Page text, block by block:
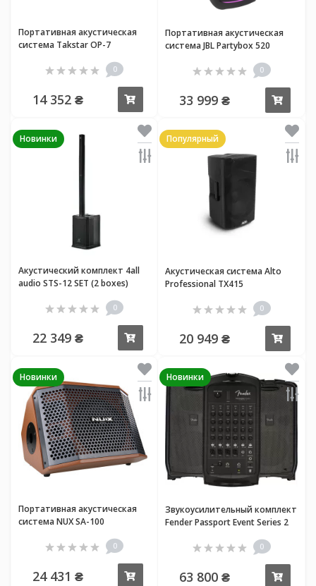
Портативная акустическая
система Takstar OP-7
0
14 352 ₴
Портативная акустическая
система JBL Partybox 520
0
33 999 ₴
Новинки
Акустический комплект 4all
audio STS-12 SET (2 boxes)
0
22 349 ₴
Популярный
Акустическая система Alto
Professional TX415
0
20 949 ₴
Новинки
Портативная акустическая
система NUX SA-100
0
24 431 ₴
Новинки
Звукоусилительный комплект
Fender Passport Event Series 2
0
63 800 ₴